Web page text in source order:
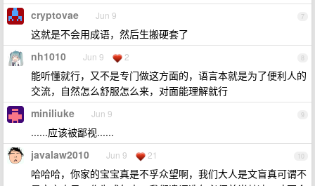
7
cryptovae Jun 9
这就是不会用成语，然后生搬硬套了
8
nh1010 Jun 9 2
能听懂就行，又不是专门做这方面的，语言本就是为了便利人的
交流，自然怎么舒服怎么来，对面能理解就行
9
miniliuke Jun 9
......应该被鄙视......
10
javalaw2010 Jun 9 21
哈哈哈，你家的宝宝真是不孚众望啊，我们大人是文盲真可谓不